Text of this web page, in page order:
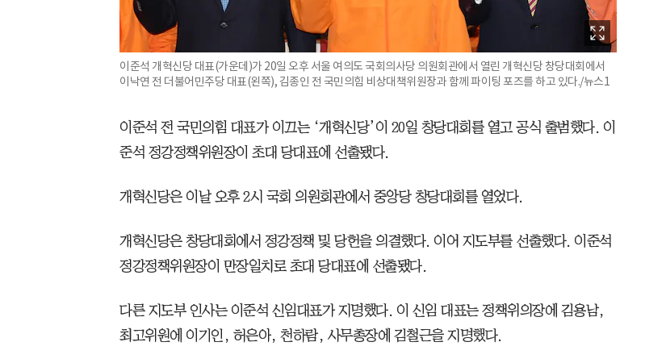
이준석 개혁신당 대표(가운데)가 20일 오후 서울 여의도 국회의사당 의원회관에서 열린 개혁신당 창당대회에서
이낙연 전 더불어민주당 대표(왼쪽), 김종인 전 국민의힘 비상대책위원장과 함께 파이팅 포즈를 하고 있다./뉴스1
이준석 전 국민의힘 대표가 이끄는 ‘개혁신당’이 20일 창당대회를 열고 공식 출범했다. 이
준석 정강정책위원장이 초대 당대표에 선출됐다.
개혁신당은 이날 오후 2시 국회 의원회관에서 중앙당 창당대회를 열었다.
개혁신당은 창당대회에서 정강정책 및 당헌을 의결했다. 이어 지도부를 선출했다. 이준석
정강정책위원장이 만장일치로 초대 당대표에 선출됐다.
다른 지도부 인사는 이준석 신임대표가 지명했다. 이 신임 대표는 정책위의장에 김용남,
최고위원에 이기인, 허은아, 천하람, 사무총장에 김철근을 지명했다.